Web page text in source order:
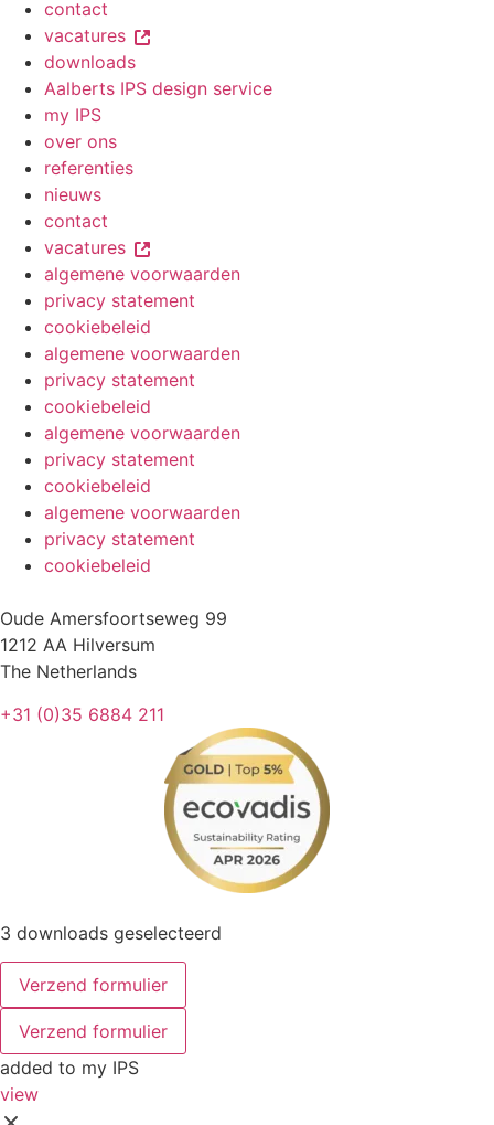
contact
vacatures
downloads
Aalberts IPS design service
my IPS
over ons
referenties
nieuws
contact
vacatures
algemene voorwaarden
privacy statement
cookiebeleid
algemene voorwaarden
privacy statement
cookiebeleid
algemene voorwaarden
privacy statement
cookiebeleid
algemene voorwaarden
privacy statement
cookiebeleid
Oude Amersfoortseweg 99
1212 AA Hilversum
The Netherlands
+31 (0)35 6884 211
3 downloads geselecteerd
Verzend formulier
Verzend formulier
added to my IPS
view